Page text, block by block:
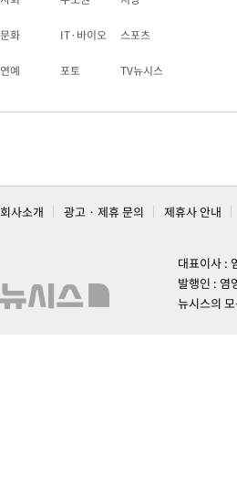
문화 IT·바이오 스포츠
연예 포토 TV뉴시스
회사소개 광고 · 제휴 문의 제휴사 안내
대표이사 :
발행인 : 염
뉴시스의